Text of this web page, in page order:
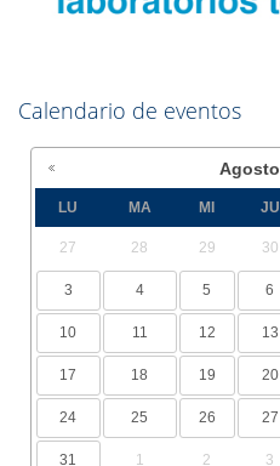
Calendario de eventos
Agosto
LU MA MI JU
27 28 29 30
3 4 5 6
10 11 12 13
17 18 19 20
24 25 26 27
31 1 2 3